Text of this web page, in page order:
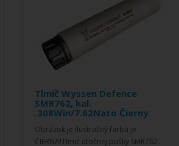
Tlmič Wyssen Defence
SMR762, kal.
.308Win/7.62Nato Čierny
Obrázok je ilustračný farba je
ČIERNA!Tlmič útočnej pušky SMR762